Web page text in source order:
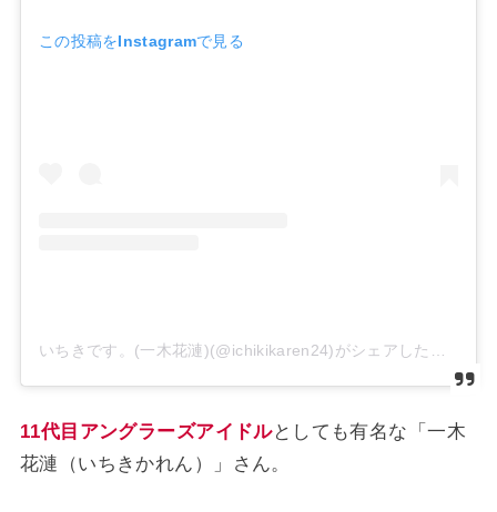
この投稿をInstagramで見る
11代目アングラーズアイドルとしても有名な「一木
花漣（いちきかれん）」さん。